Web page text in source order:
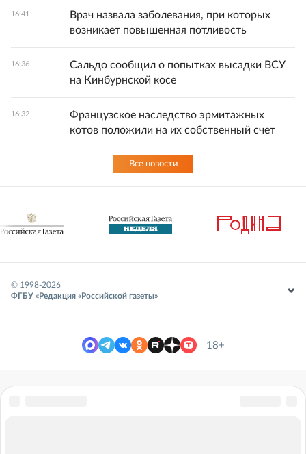
16:41
Врач назвала заболевания, при которых
возникает повышенная потливость
16:36
Сальдо сообщил о попытках высадки ВСУ
на Кинбурнской косе
16:32
Французское наследство эрмитажных
котов положили на их собственный счет
Все новости
© 1998-2026
ФГБУ «Редакция «Российской газеты»
18+